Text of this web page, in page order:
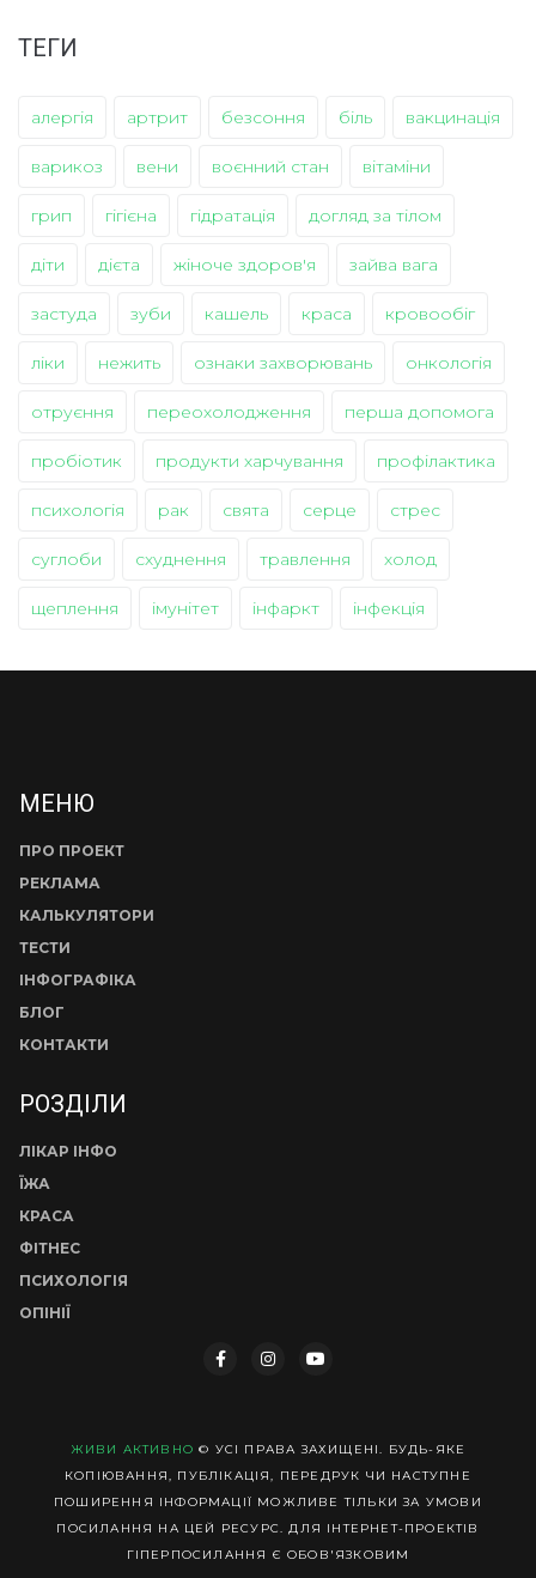
ТЕГИ
алергія артрит безсоння біль вакцинація
варикоз вени воєнний стан вітаміни
грип гігієна гідратація догляд за тілом
діти дієта жіноче здоров'я зайва вага
застуда зуби кашель краса кровообіг
ліки нежить ознаки захворювань онкологія
отруєння переохолодження перша допомога
пробіотик продукти харчування профілактика
психологія рак свята серце стрес
суглоби схуднення травлення холод
щеплення імунітет інфаркт інфекція
МЕНЮ
ПРО ПРОЕКТ
РЕКЛАМА
КАЛЬКУЛЯТОРИ
ТЕСТИ
ІНФОГРАФІКА
БЛОГ
КОНТАКТИ
РОЗДІЛИ
ЛІКАР ІНФО
ЇЖА
КРАСА
ФІТНЕС
ПСИХОЛОГІЯ
ОПІНІЇ
ЖИВИ АКТИВНО © УСІ ПРАВА ЗАХИЩЕНІ. БУДЬ-ЯКЕ
КОПІЮВАННЯ, ПУБЛІКАЦІЯ, ПЕРЕДРУК ЧИ НАСТУПНЕ
ПОШИРЕННЯ ІНФОРМАЦІЇ МОЖЛИВЕ ТІЛЬКИ ЗА УМОВИ
ПОСИЛАННЯ НА ЦЕЙ РЕСУРС. ДЛЯ ІНТЕРНЕТ-ПРОЕКТІВ
ГІПЕРПОСИЛАННЯ Є ОБОВ'ЯЗКОВИМ